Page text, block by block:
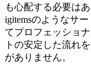
も心配する必要は
igitemsのようなサ
てプロフェッショ
トの安定した流れ
がありません。